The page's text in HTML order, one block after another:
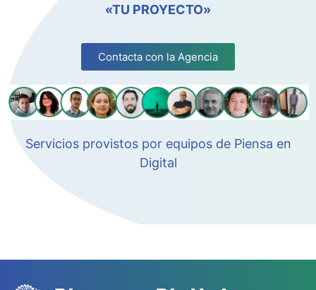
«TU PROYECTO»
Contacta con la Agencia
Servicios provistos por equipos de Piensa en
Digital